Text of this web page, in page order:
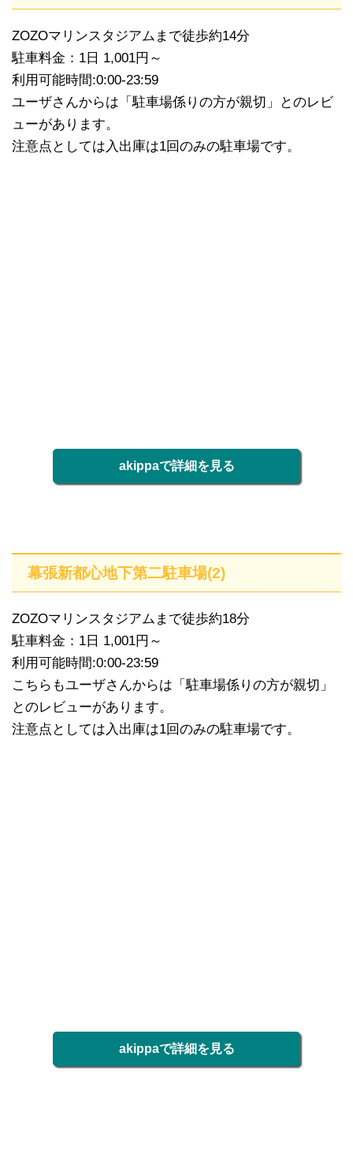
ZOZOマリンスタジアムまで徒歩約14分
駐車料金：1日 1,001円～
利用可能時間:0:00-23:59
ユーザさんからは「駐車場係りの方が親切」とのレビ
ューがあります。
注意点としては入出庫は1回のみの駐車場です。
akippaで詳細を見る
幕張新都心地下第二駐車場(2)
ZOZOマリンスタジアムまで徒歩約18分
駐車料金：1日 1,001円～
利用可能時間:0:00-23:59
こちらもユーザさんからは「駐車場係りの方が親切」
とのレビューがあります。
注意点としては入出庫は1回のみの駐車場です。
akippaで詳細を見る